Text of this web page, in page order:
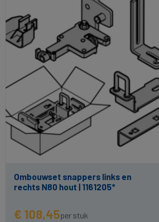
Ombouwset snappers links en
rechts N80 hout | 1161205*
€ 108,45per stuk